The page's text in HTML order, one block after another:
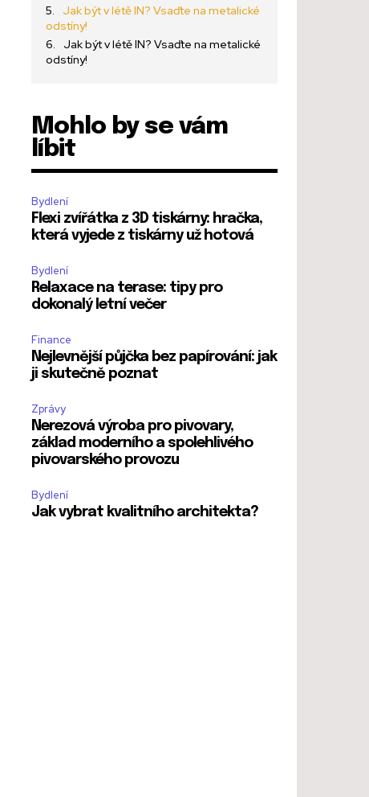
Jak být v létě IN? Vsaďte na metalické
odstíny!
Jak být v létě IN? Vsaďte na metalické
odstíny!
Mohlo by se vám
líbit
Bydlení
Flexi zvířátka z 3D tiskárny: hračka,
která vyjede z tiskárny už hotová
Bydlení
Relaxace na terase: tipy pro
dokonalý letní večer
Finance
Nejlevnější půjčka bez papírování: jak
ji skutečně poznat
Zprávy
Nerezová výroba pro pivovary,
základ moderního a spolehlivého
pivovarského provozu
Bydlení
Jak vybrat kvalitního architekta?